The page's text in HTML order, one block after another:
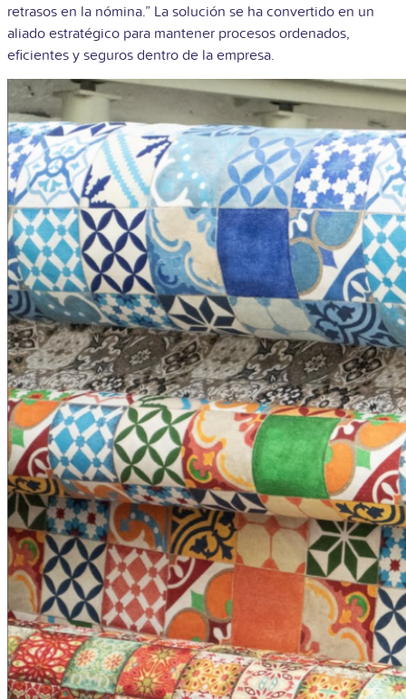
retrasos en la nómina.” La solución se ha convertido en un
aliado estratégico para mantener procesos ordenados,
eficientes y seguros dentro de la empresa.